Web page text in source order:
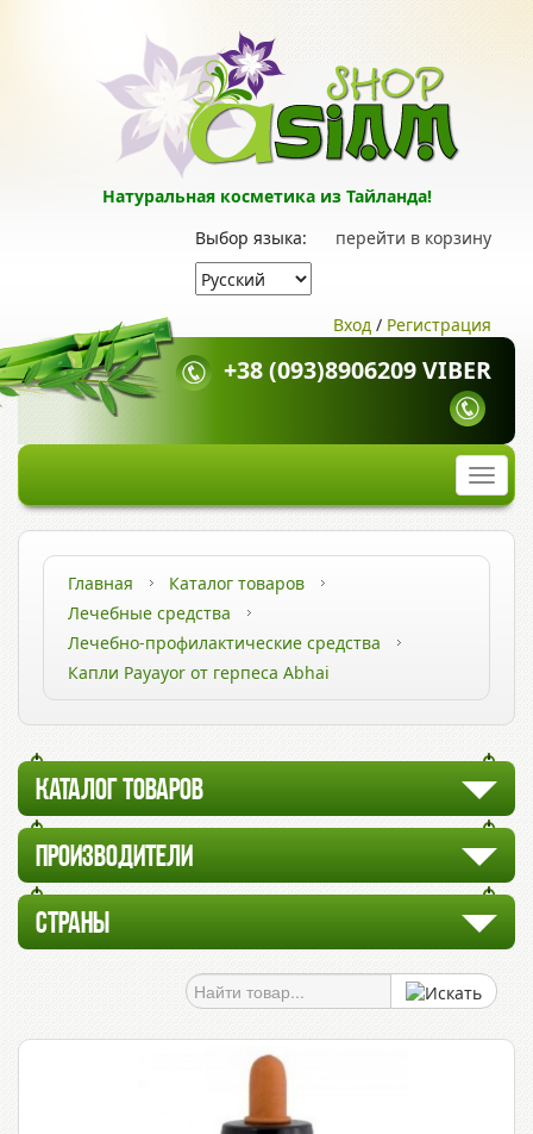
Натуральная косметика из Тайланда!
перейти в корзину
Выбор языка:
Вход / Регистрация
+38 (093)8906209 VIBER
Главная
Каталог товаров
Лечебные средства
Лечебно-профилактические средства
Капли Payayor от герпеса Abhai
КАТАЛОГ ТОВАРОВ
ПРОИЗВОДИТЕЛИ
СТРАНЫ